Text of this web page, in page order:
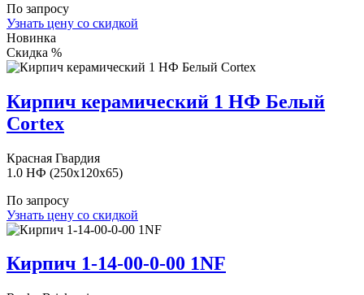
По запросу
Узнать цену со скидкой
Новинка
Скидка %
Кирпич керамический 1 НФ Белый
Cortex
Красная Гвардия
1.0 НФ (250x120x65)
По запросу
Узнать цену со скидкой
Кирпич 1-14-00-0-00 1NF